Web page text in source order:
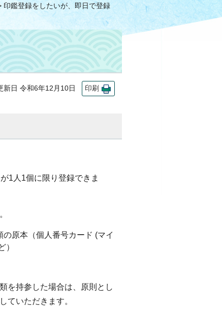
印鑑登録をしたいが、即日で登録
日 令和6年12月10日 印刷
1人1個に限り登録できま
原本（個人番号カード (マイ
）
を持参した場合は、原則とし
ていただきます。